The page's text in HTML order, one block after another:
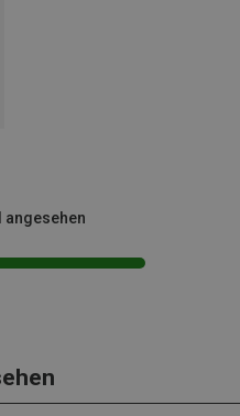
angesehen